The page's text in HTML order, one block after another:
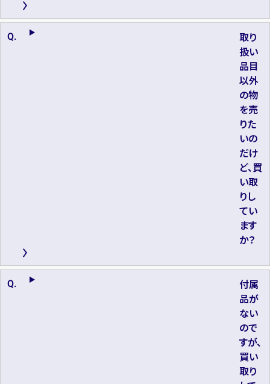
取り
扱い
品目
以外
の物
を売
りた
いの
だけ
ど、買
い取
りし
てい
ます
か？
付属
品が
ない
ので
すが、
買い
取り